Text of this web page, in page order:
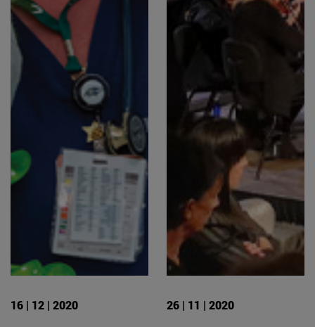
16 | 12 | 2020 26 | 11 | 2020